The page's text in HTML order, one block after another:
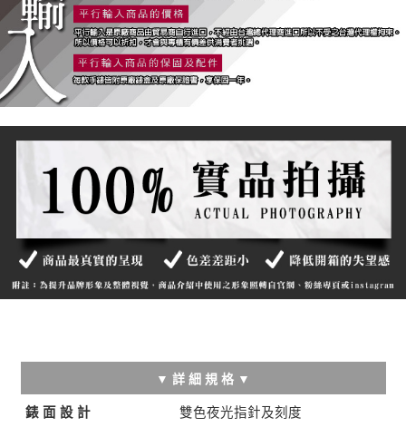
▼ 詳 細 規 格 ▼
錶 面 設 計 雙色夜光指針及刻度